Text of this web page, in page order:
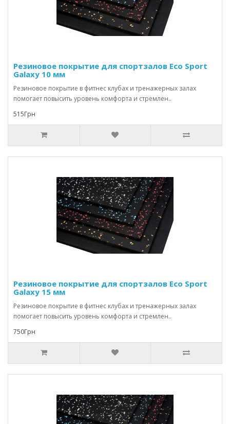
Резиновое покрытие для спортзалов Eco Sport
Galaxy 10 мм
Резиновое покрытие в фитнес клубах и тренажерных залах
помогает повысить уровень комфорта и стремлен..
515Грн
Резиновое покрытие для спортзалов Eco Sport
Galaxy 15 мм
Резиновое покрытие в фитнес клубах и тренажерных залах
помогает повысить уровень комфорта и стремлен..
750Грн